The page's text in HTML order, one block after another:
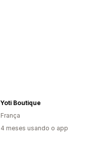
Yoti Boutique
França
4 meses usando o app